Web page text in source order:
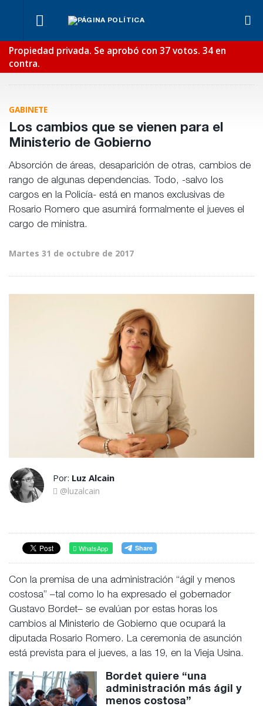
Propiedad privada. Se aprobó con 37 votos. 34 en
contra.
tensión
con el
Poder
Judicial?
Para Bahl, la
para la
Los
empresarios
empleo
Fondos de
Anses:
de
GABINETE
Los cambios que se vienen para el
Ministerio de Gobierno
Absorción de áreas, desaparición de otras, cambios de
rango de algunas dependencias. Todo, -salvo los
cargos en la Policía- está en manos exclusivas de
Rosario Romero que asumirá formalmente el jueves el
cargo de ministra.
Martes 31 de octubre de 2017
Por: Luz Alcain
@luzalcain
WhatsApp
Con la premisa de una administración “ágil y menos
costosa” –tal como lo ha expresado el gobernador
Gustavo Bordet– se evalúan por estas horas los
cambios al Ministerio de Gobierno que ocupará la
diputada Rosario Romero. La ceremonia de asunción
está prevista para el jueves, a las 19, en la Vieja Usina.
Bordet quiere “una
administración más ágil y
menos costosa”